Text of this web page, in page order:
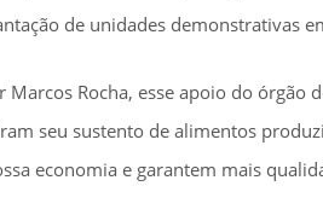
de unidades demonstrativas
Marcos Rocha, esse apoio do
seu sustento de alimentos
economia e garantem mais